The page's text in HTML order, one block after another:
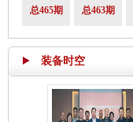
总465期 总463期
装备时空